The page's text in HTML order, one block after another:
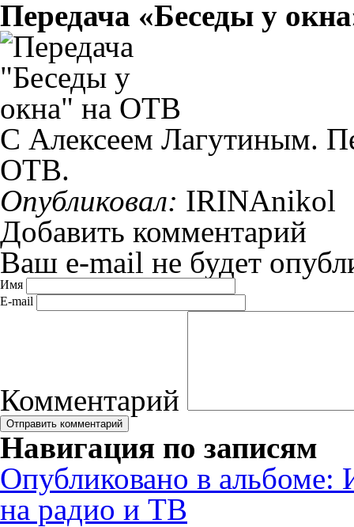
Передача «Беседы у
С Алексеем Лагутиным.
ОТВ.
Опубликовал: IRINAnikol
Добавить комментарий
Ваш e-mail не будет
Имя
E-mail
Комментарий
Навигация по записям
Опубликовано в альбоме:
на радио и ТВ